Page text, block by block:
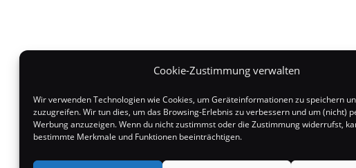
Cookie-Zustimmung verwalten
Wir verwenden Technologien wie Cookies, um Geräteinformationen zu speichern
zuzugreifen. Wir tun dies, um das Browsing-Erlebnis zu verbessern und um (nicht)
Werbung anzuzeigen. Wenn du nicht zustimmst oder die Zustimmung widerrufst,
bestimmte Merkmale und Funktionen beeinträchtigen.